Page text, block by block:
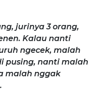
jurinya 3 orang,
Kalau nanti
ngecek, malah
pusing, nanti malah
malah nggak